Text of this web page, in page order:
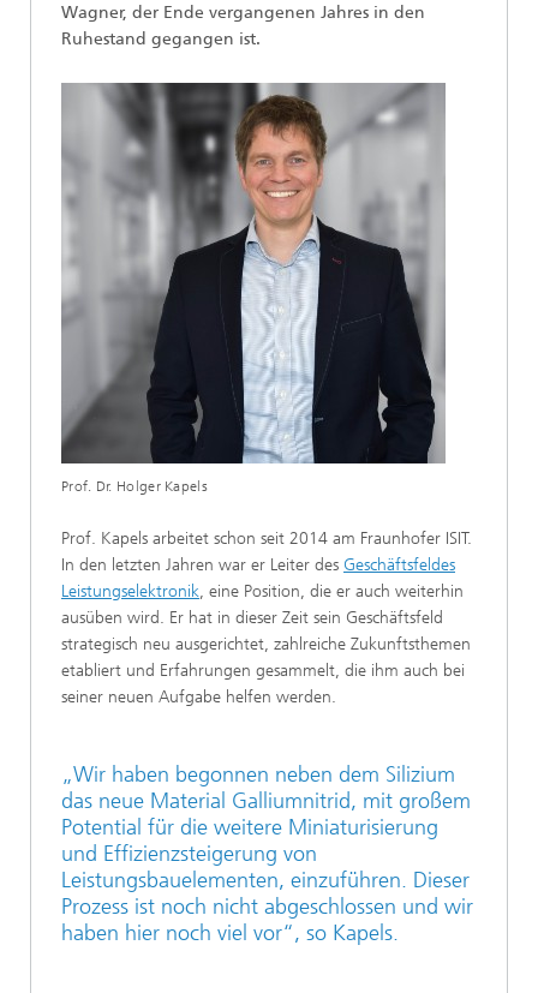
Wagner, der Ende vergangenen Jahres in den
Ruhestand gegangen ist.
Prof. Dr. Holger Kapels
Prof. Kapels arbeitet schon seit 2014 am Fraunhofer ISIT.
In den letzten Jahren war er Leiter des Geschäftsfeldes
Leistungselektronik, eine Position, die er auch weiterhin
ausüben wird. Er hat in dieser Zeit sein Geschäftsfeld
strategisch neu ausgerichtet, zahlreiche Zukunftsthemen
etabliert und Erfahrungen gesammelt, die ihm auch bei
seiner neuen Aufgabe helfen werden.
„Wir haben begonnen neben dem Silizium
das neue Material Galliumnitrid, mit großem
Potential für die weitere Miniaturisierung
und Effizienzsteigerung von
Leistungsbauelementen, einzuführen. Dieser
Prozess ist noch nicht abgeschlossen und wir
haben hier noch viel vor“, so Kapels.